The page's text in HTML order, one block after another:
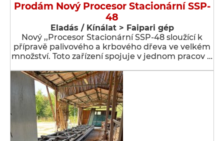
Prodám Nový Procesor Stacionární SSP-
48
Eladás / Kínálat > Faipari gép
Nový ,,Procesor Stacionární SSP-48 sloužící k
přípravě palivového a krbového dřeva ve velkém
množství. Toto zařízení spojuje v jednom pracov …